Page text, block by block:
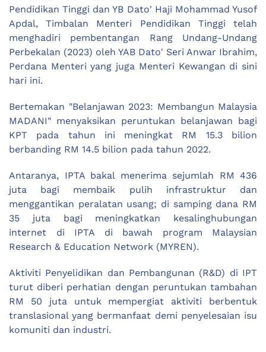
Pendidikan Tinggi dan YB Dato' Haji Mohammad Yusof
Apdal, Timbalan Menteri Pendidikan Tinggi telah
menghadiri pembentangan Rang Undang-Undang
Perbekalan (2023) oleh YAB Dato' Seri Anwar Ibrahim,
Perdana Menteri yang juga Menteri Kewangan di sini
hari ini.
Bertemakan "Belanjawan 2023: Membangun Malaysia
MADANI" menyaksikan peruntukan belanjawan bagi
KPT pada tahun ini meningkat RM 15.3 bilion
berbanding RM 14.5 bilion pada tahun 2022.
Antaranya, IPTA bakal menerima sejumlah RM 436
juta bagi membaik pulih infrastruktur dan
menggantikan peralatan usang; di samping dana RM
35 juta bagi meningkatkan kesalinghubungan
internet di IPTA di bawah program Malaysian
Research & Education Network (MYREN).
Aktiviti Penyelidikan dan Pembangunan (R&D) di IPT
turut diberi perhatian dengan peruntukan tambahan
RM 50 juta untuk mempergiat aktiviti berbentuk
translasional yang bermanfaat demi penyelesaian isu
komuniti dan industri.